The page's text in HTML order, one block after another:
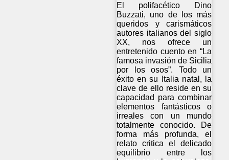
El polifacético Dino
Buzzati, uno de los más
queridos y carismáticos
autores italianos del siglo
XX, nos ofrece un
entretenido cuento en “La
famosa invasión de Sicilia
por los osos”. Todo un
éxito en su Italia natal, la
clave de ello reside en su
capacidad para combinar
elementos fantásticos o
irreales con un mundo
totalmente conocido. De
forma más profunda, el
relato critica el delicado
equilibrio entre los